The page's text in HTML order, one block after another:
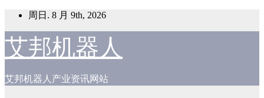
内
容
周日. 8 月 9th, 2026
艾邦机器人
艾邦机器人产业资讯网站